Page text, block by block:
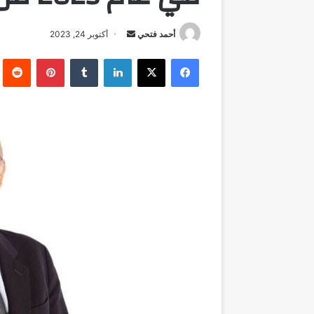
أحمد فتحي
أرسل
إلكترونيا
أكتوبر 24, 2023
فيسبوك ‫X لينكدإن بينتيريست